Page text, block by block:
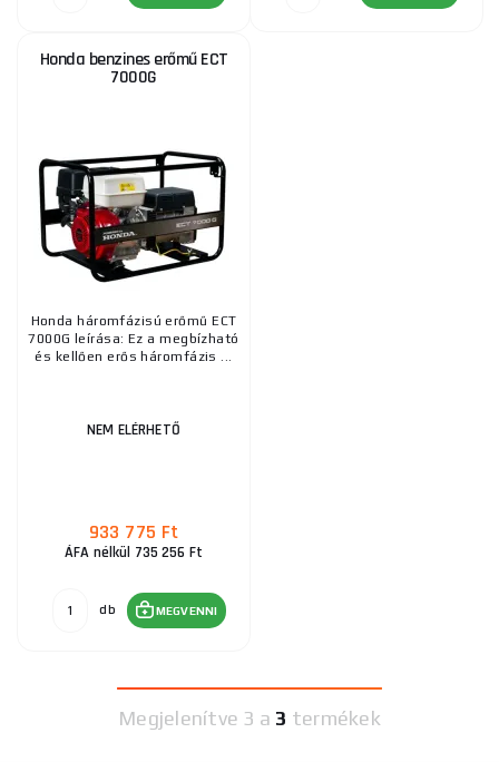
Honda benzines erőmű ECT
7000G
Honda háromfázisú erőmű ECT
7000G leírása: Ez a megbízható
és kellően erős háromfázis ...
NEM ELÉRHETŐ
933 775 Ft
ÁFA nélkül 735 256 Ft
db MEGVENNI
Megjelenítve 3 a 3 termékek